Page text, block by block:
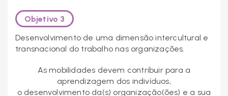
Objetivo 3
Desenvolvimento de uma dimensão intercultural e
transnacional do trabalho nas organizações.
As mobilidades devem contribuir para a
aprendizagem dos indivíduos,
o desenvolvimento da(s) organização(ões) e a sua